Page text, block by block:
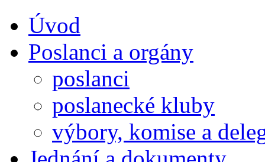
Úvod
Poslanci a orgány
poslanci
poslanecké kluby
výbory, komise a